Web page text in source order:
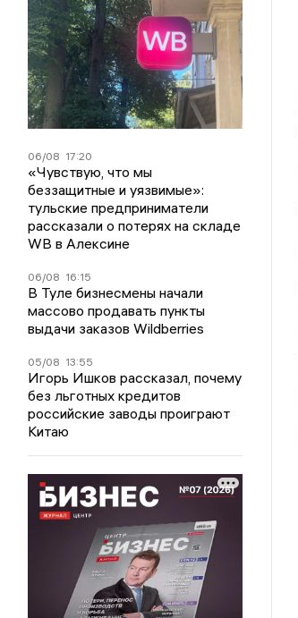
06/08 17:20
«Чувствую, что мы
беззащитные и уязвимые»:
тульские предприниматели
рассказали о потерях на складе
WB в Алексине
06/08 16:15
В Туле бизнесмены начали
массово продавать пункты
выдачи заказов Wildberries
05/08 13:55
Игорь Ишков рассказал, почему
без льготных кредитов
российские заводы проиграют
Китаю